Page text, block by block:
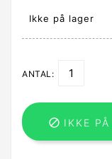
Ikke på lager
ANTAL:
 IKKE PÅ